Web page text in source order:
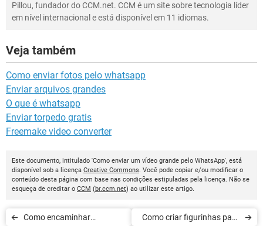
Pillou, fundador do CCM.net. CCM é um site sobre tecnologia líder
em nível internacional e está disponível em 11 idiomas.
Veja também
Como enviar fotos pelo whatsapp
Enviar arquivos grandes
O que é whatsapp
Enviar torpedo gratis
Freemake video converter
Este documento, intitulado 'Como enviar um vídeo grande pelo WhatsApp', está
disponível sob a licença Creative Commons. Você pode copiar e/ou modificar o
conteúdo desta página com base nas condições estipuladas pela licença. Não se
esqueça de creditar o CCM (br.ccm.net) ao utilizar este artigo.
Como encaminhar
Como criar figurinhas para